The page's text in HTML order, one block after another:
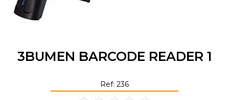
3BUMEN BARCODE READER 1
Ref: 236